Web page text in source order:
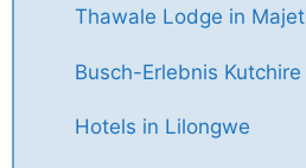
Thawale Lodge in
Busch-Erlebnis
Hotels in Lilongwe